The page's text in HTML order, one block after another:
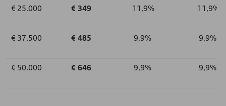
€ 25.000 € 349 11,9% 11,9%
€ 37.500 € 485 9,9% 9,9%
€ 50.000 € 646 9,9% 9,9%